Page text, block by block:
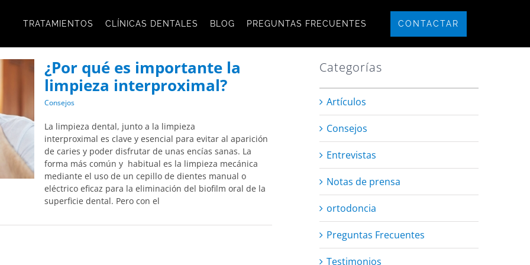
TRATAMIENTOS CLÍNICAS DENTALES BLOG PREGUNTAS FRECUENTES CONTACTAR
¿Por qué es importante la
limpieza interproximal?
Consejos
La limpieza dental, junto a la limpieza
interproximal es clave y esencial para evitar al aparición
de caries y poder disfrutar de unas encías sanas. La
forma más común y habitual es la limpieza mecánica
mediante el uso de un cepillo de dientes manual o
eléctrico eficaz para la eliminación del biofilm oral de la
superficie dental. Pero con el
Categorías
Artículos
Consejos
Entrevistas
Notas de prensa
ortodoncia
Preguntas Frecuentes
Testimonios